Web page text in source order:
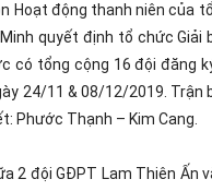
động thanh niên của
quyết định tổ chức
tổng cộng 16 đội đăng
24/11 & 08/12/2019.
Phước Thạnh – Kim Cang.
2 đội GĐPT Lam Thiên Ấn